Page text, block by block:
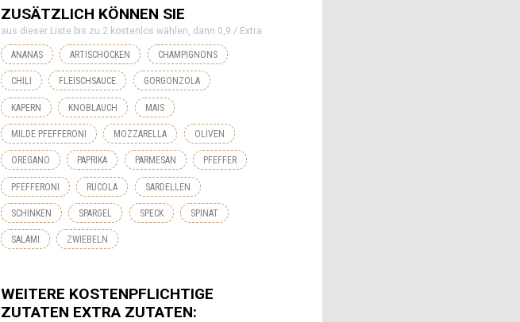
ZUSÄTZLICH KÖNNEN SIE
aus dieser Liste bis zu 2 kostenlos wählen, dann 0,9 / Extra
ANANAS ARTISCHOCKEN CHAMPIGNONS
CHILI FLEISCHSAUCE GORGONZOLA
KAPERN KNOBLAUCH MAIS
MILDE PFEFFERONI MOZZARELLA OLIVEN
OREGANO PAPRIKA PARMESAN PFEFFER
PFEFFERONI RUCOLA SARDELLEN
SCHINKEN SPARGEL SPECK SPINAT
SALAMI ZWIEBELN
WEITERE KOSTENPFLICHTIGE
ZUTATEN EXTRA ZUTATEN: